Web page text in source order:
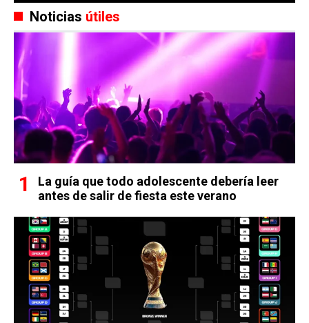
Noticias útiles
La guía que todo adolescente debería leer
antes de salir de fiesta este verano